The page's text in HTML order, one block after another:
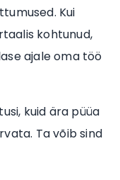
Kui
kohtunud,
ajale oma töö
kuid ära püüa
Ta võib sind